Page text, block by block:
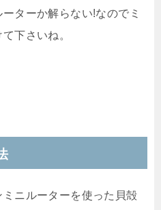
ターか解らない!なので ミ
下さいね。
ニルーターを使った貝殻